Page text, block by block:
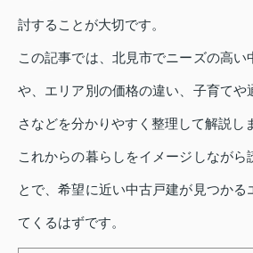
討することが大切です。
この記事では、北見市でニーズの高い
や、エリア別の価格の違い、子育てや
さなどを分かりやすく整理して解説し
これからの暮らしをイメージしながら
とで、希望に近い中古戸建が見つかる
てくるはずです。